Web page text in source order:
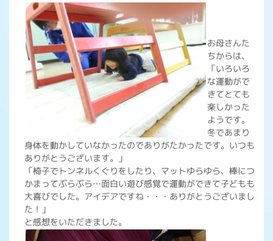
お母さんた
ちからは、
「いろいろ
な運動がで
きてとても
楽しかった
ようです。
冬であまり
身体を動かしていなかったのでありがたかったです。いつも
ありがとうございます。」
「椅子でトンネルくぐりをしたり、マットゆらゆら、棒につ
かまってぶらぶら…面白い遊び感覚で運動ができて子どもも
大喜びでした。アイデアですね・・・ありがとうございまし
た！」
と感想をいただきました。